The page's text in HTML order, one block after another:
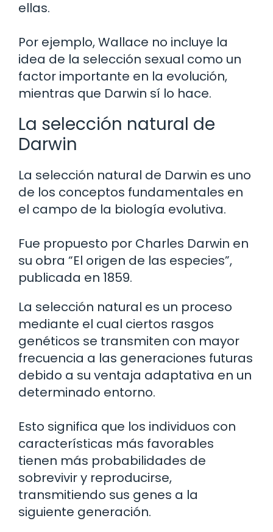
ellas.
Por ejemplo, Wallace no incluye la
idea de la selección sexual como un
factor importante en la evolución,
mientras que Darwin sí lo hace.
La selección natural de
Darwin
La selección natural de Darwin es uno
de los conceptos fundamentales en
el campo de la biología evolutiva.
Fue propuesto por Charles Darwin en
su obra “El origen de las especies”,
publicada en 1859.
La selección natural es un proceso
mediante el cual ciertos rasgos
genéticos se transmiten con mayor
frecuencia a las generaciones futuras
debido a su ventaja adaptativa en un
determinado entorno.
Esto significa que los individuos con
características más favorables
tienen más probabilidades de
sobrevivir y reproducirse,
transmitiendo sus genes a la
siguiente generación.